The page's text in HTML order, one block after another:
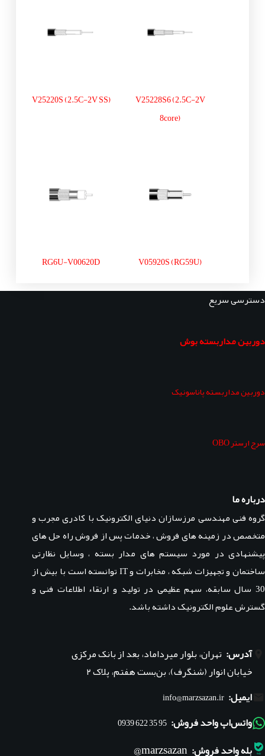
V25228S6 (2.5C-2V
8core)
V25220S (2.5C-2V SS)
V05920S (RG59U)
RG6U-V00620D
دسترسی سریع
دوربین مداربسته بوش
دوربین مداربسته پاناسونیک
سرج ارستر OBO
درباره ما
گروه فنی مهندسی مرزسازان دنیای الکترونیک با کادری مجرب و
متخصص در زمینه های فروش ، خدمات پس از فروش راه حل های
پیشنهادی در مورد سیستم های مدار بسته ، وسایل نظارتی
ساختمان و تجهیزات شبکه ، مخابرات و IT توانسته است با بیش از
30 سال سابقه، سهم عظیمی در تولید و ارتقاء اطلاعات فنی و
گسترش علوم الکترونیک داشته باشد.
آدرس: تهران، بلوار میرداماد، بعد از بانک مرکزی
خیابان انوار (شنگرف)، بن‌بست هفتم، پلاک ۲
ایمیل: info@marzsazan.ir
واتس‌اپ واحد فروش: 95 35 622 0939
بله واحد فروش: marzsazan@